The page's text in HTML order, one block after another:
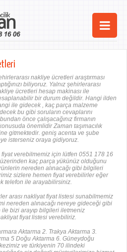
Sayfa
Şehirler
Kurumsal
iletişim
nakliye ücretleri araştırması
biliyoruz. Yalnız şehirlerarası
ücretleri hesap makinası ile
bir durum değildir. Hangi ilden
ile gidecek , kaç parça malzeme
bu gibi soruların cevaplarını
önce çalışacağınız firmanın
önemlidir Zaman taşımacılık
gitmektedir. geniş acenta ve şube
isterseniz oraya gidiyoruz.
verebilmemiz için lütfen 0551 178 16
kaç parça yükünüz olduğunu
nereden alınacağı gibi bilgileri
sizlere hemen fiyat verebilirler eğer
telefon ile arayabilirsiniz.
arası nakliyat fiyat listesi sunabilmemiz
nereden alınacağı nereye gideceği gibi
bizi arayıp bilgileri iletmeniz
fiyat listesi verebiliriz.
Aktarma 2. Trakya Aktarma 3.
5 Doğu Aktarma 6. Güneydoğu
ve türkiyenin 70 ilindeki